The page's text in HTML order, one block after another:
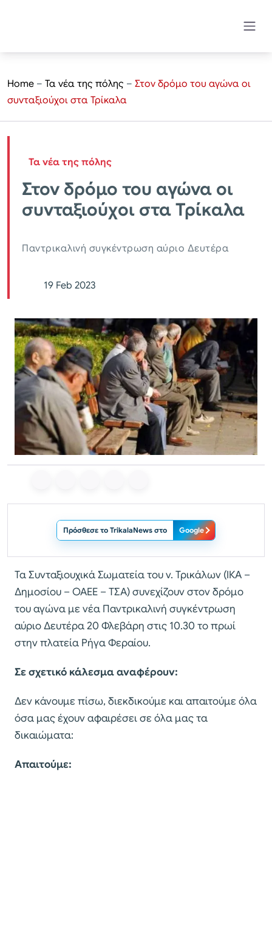
Home – Τα νέα της πόλης – Στον δρόμο του αγώνα οι
συνταξιούχοι στα Τρίκαλα
Τα νέα της πόλης
Στον δρόμο του αγώνα οι
συνταξιούχοι στα Τρίκαλα
Παντρικαλινή συγκέντρωση αύριο Δευτέρα
19 Feb 2023
Πρόσθεσε το TrikalaNews στο Google
Τα Συνταξιουχικά Σωματεία του ν. Τρικάλων (ΙΚΑ –
Δημοσίου – ΟΑΕΕ – ΤΣΑ) συνεχίζουν στον δρόμο
του αγώνα με νέα Παντρικαλινή συγκέντρωση
αύριο Δευτέρα 20 Φλεβάρη στις 10.30 το πρωί
στην πλατεία Ρήγα Φεραίου.
Σε σχετικό κάλεσμα αναφέρουν:
Δεν κάνουμε πίσω, διεκδικούμε και απαιτούμε όλα
όσα μας έχουν αφαιρέσει σε όλα μας τα
δικαιώματα:
Απαιτούμε: